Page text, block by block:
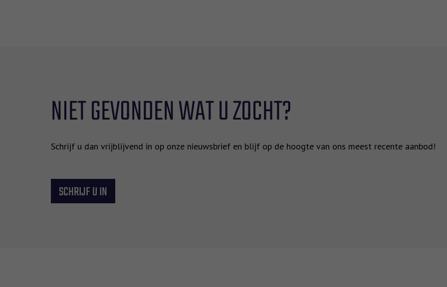
NIET GEVONDEN WAT U ZOCHT?
Schrijf u dan vrijblijvend in op onze nieuwsbrief en blijf op de hoogte van ons meest recente aanbod!
SCHRIJF U IN